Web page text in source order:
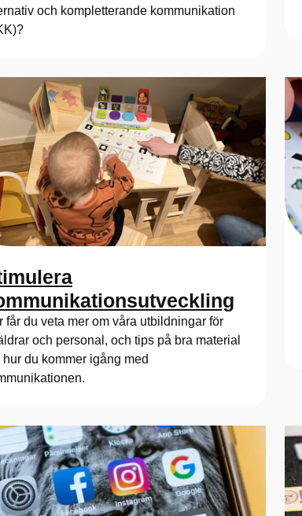
och kompletterande kommunikation
får du veta mer om våra utbildningar för
och personal, och tips på bra material
hur du kommer igång med